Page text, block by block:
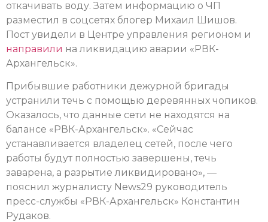
откачивать воду. Затем информацию о ЧП
разместил в соцсетях блогер Михаил Шишов.
Пост увидели в Центре управления регионом и
направили на ликвидацию аварии «РВК-
Архангельск».
Прибывшие работники дежурной бригады
устранили течь с помощью деревянных чопиков.
Оказалось, что данные сети не находятся на
балансе «РВК-Архангельск». «Сейчас
устанавливается владелец сетей, после чего
работы будут полностью завершены, течь
заварена, а разрытие ликвидировано», —
пояснил журналисту News29 руководитель
пресс-службы «РВК-Архангельск» Константин
Рудаков.